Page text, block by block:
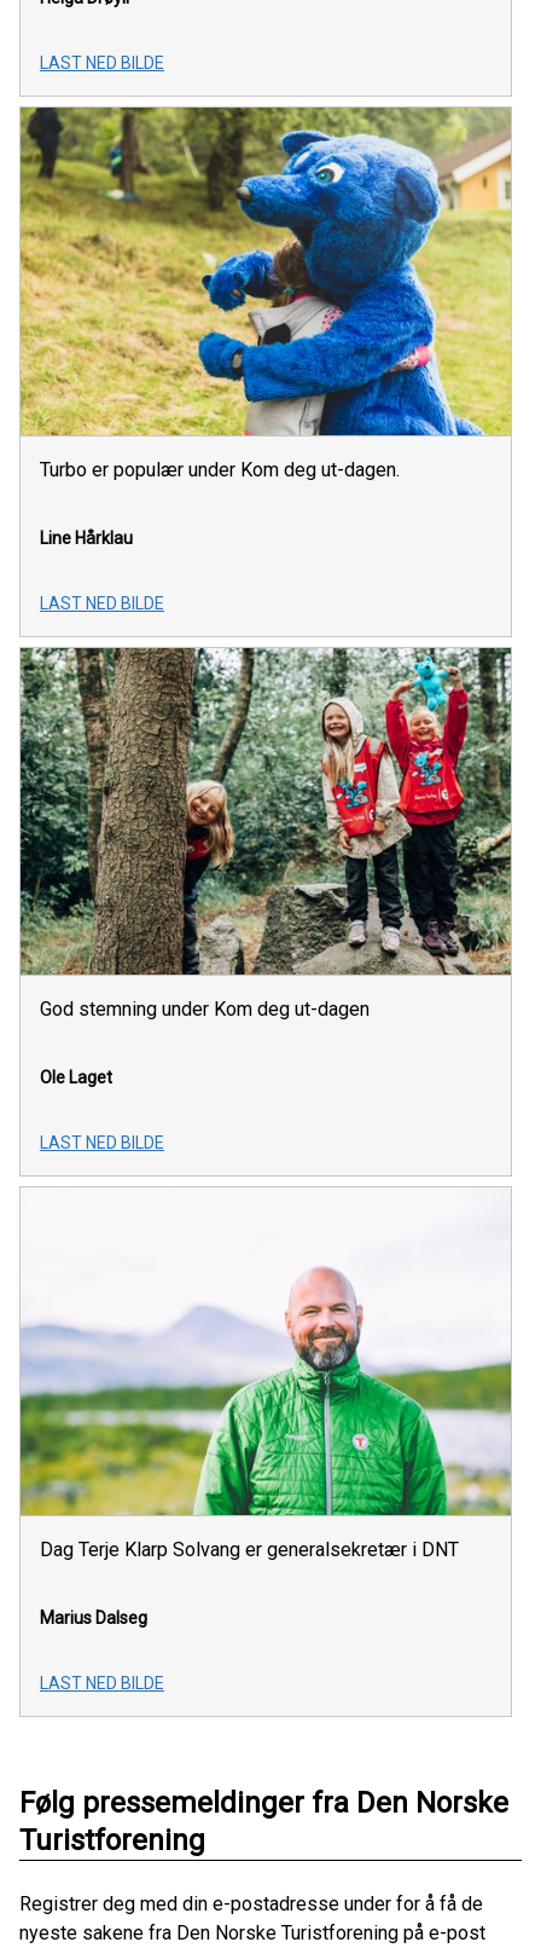
LAST NED BILDE
Turbo er populær under Kom deg ut-dagen.
Line Hårklau
LAST NED BILDE
God stemning under Kom deg ut-dagen
Ole Laget
LAST NED BILDE
Dag Terje Klarp Solvang er generalsekretær i DNT
Marius Dalseg
LAST NED BILDE
Følg pressemeldinger fra Den Norske
Turistforening
Registrer deg med din e-postadresse under for å få de
nyeste sakene fra Den Norske Turistforening på e-post